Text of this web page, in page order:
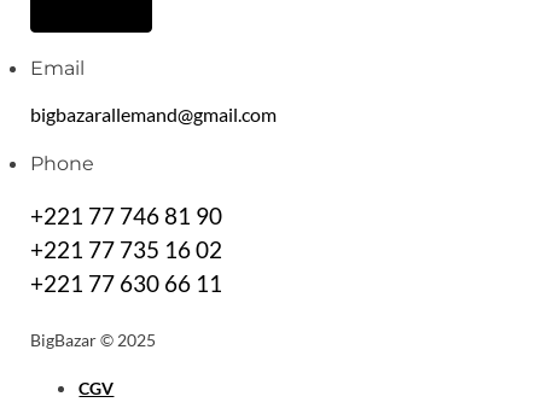
Email
bigbazarallemand@gmail.com
Phone
+221 77 746 81 90
+221 77 735 16 02
+221 77 630 66 11
BigBazar © 2025
CGV